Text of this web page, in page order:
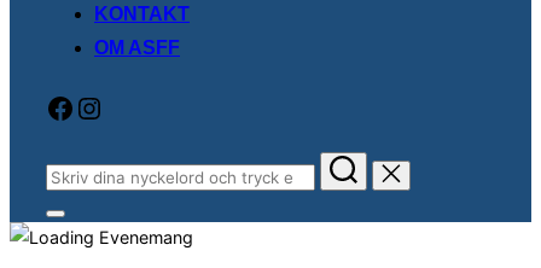
KONTAKT
OM ASFF
Facebook
Instagram
Sök
efter:
Slå
på/av